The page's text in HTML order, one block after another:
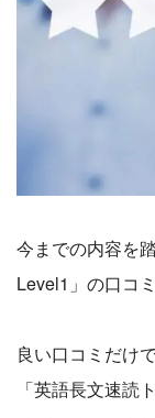
今までの内容を
Level1」の口コ
良い口コミだけ
「英語長文速読